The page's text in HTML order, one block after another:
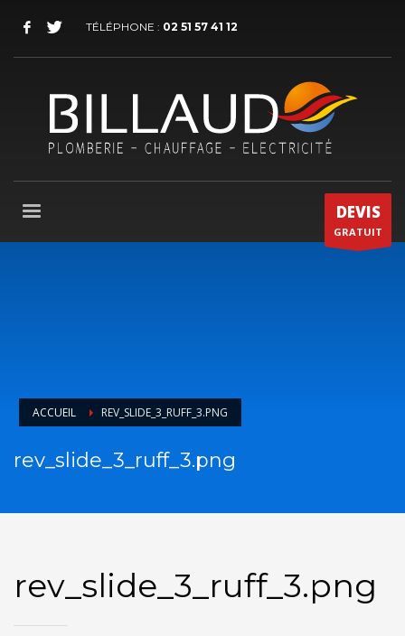
TÉLÉPHONE : 02 51 57 41 12
DEVIS
GRATUIT
ACCUEIL REV_SLIDE_3_RUFF_3.PNG
rev_slide_3_ruff_3.png
rev_slide_3_ruff_3.png